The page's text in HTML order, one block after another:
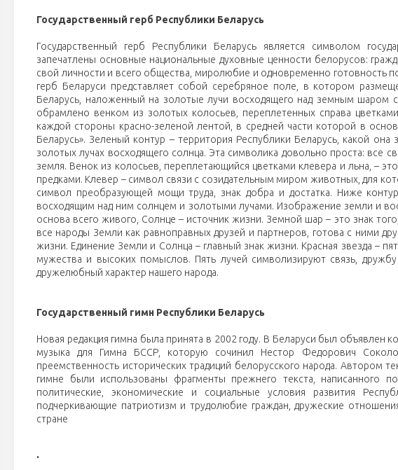
Государственный герб Республики Беларусь
Государственный герб Республики Беларусь является символом
запечатлены основные национальные духовные ценности белорусов:
свой личности и всего общества, миролюбие и одновременно готовность
герб Беларуси представляет собой серебряное поле, в котором
Беларусь, наложенный на золотые лучи восходящего над земным шаром
обрамлено венком из золотых колосьев, переплетенных справа
каждой стороны красно-зеленой лентой, в средней части которой в
Беларусь». Зеленый контур – территория Республики Беларусь, какой она
золотых лучах восходящего солнца. Эта символика довольно проста: все
земля. Венок из колосьев, переплетающийся цветками клевера и льна, –
предками. Клевер – символ связи с созидательным миром животных, для
символ преобразующей мощи труда, знак добра и достатка. Ниже
восходящим над ним солнцем и золотыми лучами. Изображение земли и
основа всего живого, Солнце – источник жизни. Земной шар – это знак
все народы Земли как равноправных друзей и партнеров, готова с ними
жизни. Единение Земли и Солнца – главный знак жизни. Красная звезда –
мужества и высоких помыслов. Пять лучей символизируют связь,
дружелюбный характер нашего народа.
Государственный гимн Республики Беларусь
Новая редакция гимна была принята в 2002 году. В Беларуси был объявлен
музыка для Гимна БССР, которую сочинил Нестор Федорович
преемственность исторических традиций белорусского народа. Автором
гимне были использованы фрагменты прежнего текста,
политические, экономические и социальные условия развития
подчеркивающие патриотизм и трудолюбие граждан, дружеские
стране
.